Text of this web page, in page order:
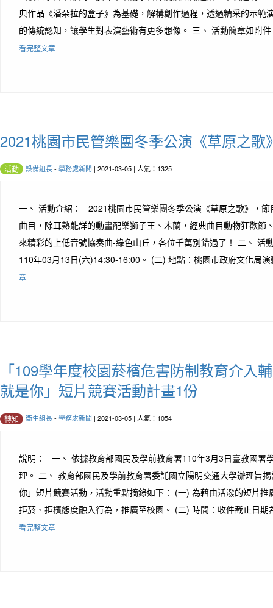
典作品《潘朵拉的盒子》為基礎，解構創作過程，透過精采的示範
的傳統認知，讓學生對表演藝術有更多想像。 三、 活動簡章如附
看完整文章
2021桃園市民管樂團冬季公演《草原之歌
活動 設備組長- 學務處新聞 | 2021-03-05 | 人氣：1325
一、 活動介紹： 2021桃園市民管樂團冬季公演《草原之歌》，節
曲目，除耳熟能詳的動畫配樂獅子王、木蘭，經典曲目動物狂歡節
來精彩的上低音號協奏曲-綠色山丘，各位千萬別錯過了！ 二、 活
110年03月13日(六)14:30-16:00。 (二) 地點：桃園市政府文化局
章
「109學年度校園菸檳危害防制教育介入
就是你」短片競賽活動計畫1份
轉知 衛生組長- 學務處新聞 | 2021-03-05 | 人氣：1054
說明： 一、 依據教育部國民及學前教育署110年3月3日臺教國署
理。 二、 教育部國民及學前教育署委託國立陽明交通大學辦理旨
你」短片競賽活動，活動重點摘錄如下： (一) 為藉由活潑的短片推
拒菸、拒檳態度融入行為，推廣至校園。 (二) 時間：收件截止日
看完整文章